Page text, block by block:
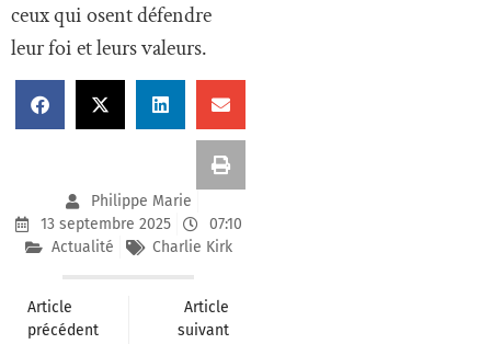
ceux qui osent défendre
leur foi et leurs valeurs.
Philippe Marie
13 septembre 2025
07:10
Actualité
Charlie Kirk
Article
précédent
Article
suivant